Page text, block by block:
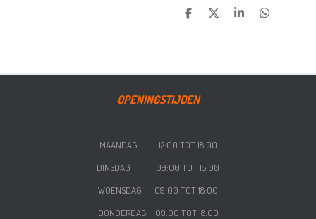
DELENDEEL SHAREDELEN
OPENINGSTIJDEN
MAANDAG 12:00 TOT 18:00
DINSDAG 09:00 TOT 18:00
WOENSDAG 09:00 TOT 18:00
DONDERDAG 09:00 TOT 18:00